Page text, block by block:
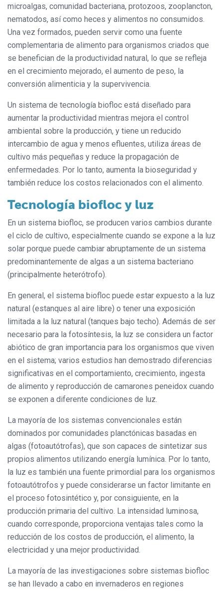
microalgas, comunidad bacteriana, protozoos, zooplancton,
nematodos, así como heces y alimentos no consumidos.
Una vez formados, pueden servir como una fuente
complementaria de alimento para organismos criados que
se benefician de la productividad natural, lo que se refleja
en el crecimiento mejorado, el aumento de peso, la
conversión alimenticia y la supervivencia.
Un sistema de tecnología biofloc está diseñado para
aumentar la productividad mientras mejora el control
ambiental sobre la producción, y tiene un reducido
intercambio de agua y menos efluentes, utiliza áreas de
cultivo más pequeñas y reduce la propagación de
enfermedades. Por lo tanto, aumenta la bioseguridad y
también reduce los costos relacionados con el alimento.
Tecnología biofloc y luz
En un sistema biofloc, se producen varios cambios durante
el ciclo de cultivo, especialmente cuando se expone a la luz
solar porque puede cambiar abruptamente de un sistema
predominantemente de algas a un sistema bacteriano
(principalmente heterótrofo).
En general, el sistema biofloc puede estar expuesto a la luz
natural (estanques al aire libre) o tener una exposición
limitada a la luz natural (tanques bajo techo). Además de ser
necesario para la fotosíntesis, la luz se considera un factor
abiótico de gran importancia para los organismos que viven
en el sistema; varios estudios han demostrado diferencias
significativas en el comportamiento, crecimiento, ingesta
de alimento y reproducción de camarones peneidox cuando
se exponen a diferente condiciones de luz.
La mayoría de los sistemas convencionales están
dominados por comunidades planctónicas basadas en
algas (fotoautótrofas), que son capaces de sintetizar sus
propios alimentos utilizando energía lumínica. Por lo tanto,
la luz es también una fuente primordial para los organismos
fotoautótrofos y puede considerarse un factor limitante en
el proceso fotosintético y, por consiguiente, en la
producción primaria del cultivo. La intensidad luminosa,
cuando corresponde, proporciona ventajas tales como la
reducción de los costos de producción, el alimento, la
electricidad y una mejor productividad.
La mayoría de las investigaciones sobre sistemas biofloc
se han llevado a cabo en invernaderos en regiones